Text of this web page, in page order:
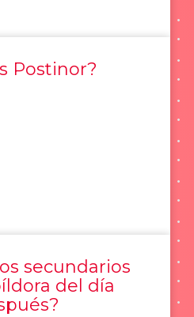
Postinor?
secundarios
del día